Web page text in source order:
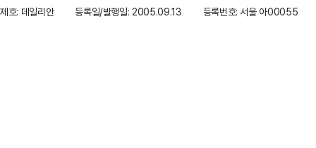
제호: 데일리안
등록일/발행일: 2005.09.13 등록번호: 서울 아00055